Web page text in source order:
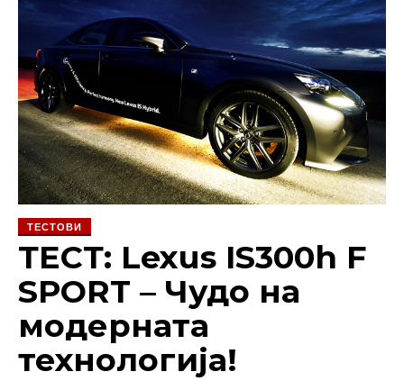
ТЕСТОВИ
ТЕСТ: Lexus IS300h F
SPORT – Чудо на
модерната
технологија!